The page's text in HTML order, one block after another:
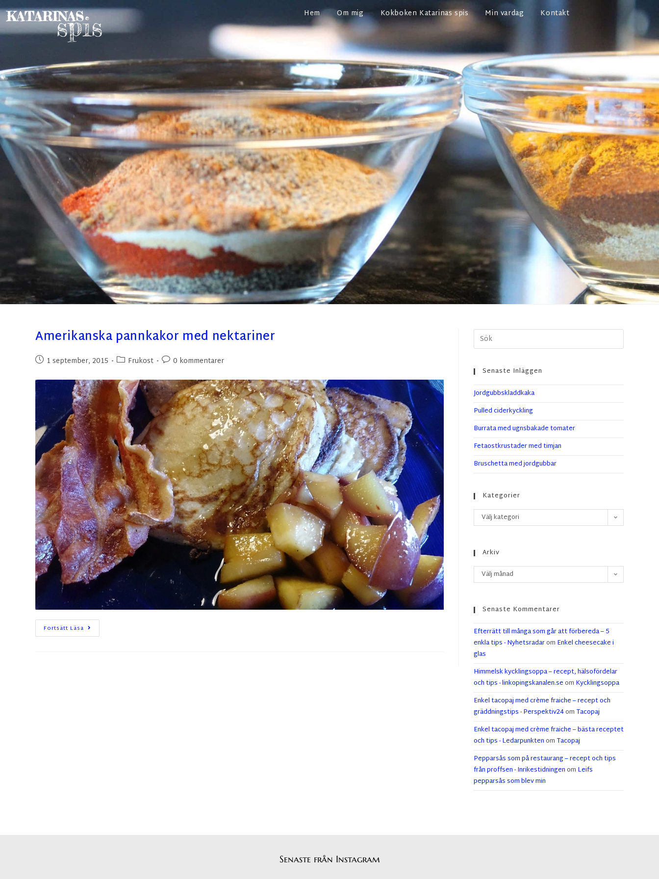
Hem Om mig Kokboken Katarinas spis Min vardag Kontakt
Amerikanska pannkakor med nektariner
1 september, 2015 Frukost 0 kommentarer
Fortsätt Läsa
Senaste Inläggen
Jordgubbskladdkaka
Pulled ciderkyckling
Burrata med ugnsbakade tomater
Fetaostkrustader med timjan
Bruschetta med jordgubbar
Kategorier
Välj kategori
Arkiv
Välj månad
Senaste Kommentarer
Efterrätt till många som går att förbereda – 5
enkla tips - Nyhetsradarom Enkel cheesecake i
glas
Himmelsk kycklingsoppa – recept, hälsofördelar
och tips - linkopingskanalen.seom Kycklingsoppa
Enkel tacopaj med crème fraiche – recept och
gräddningstips - Perspektiv24omTacopaj
Enkel tacopaj med crème fraiche – bästa receptet
och tips - LedarpunktenomTacopaj
Pepparsås som på restaurang – recept och tips
från proffsen - Inrikestidningenom Leifs
pepparsås som blev min
Senaste från Instagram